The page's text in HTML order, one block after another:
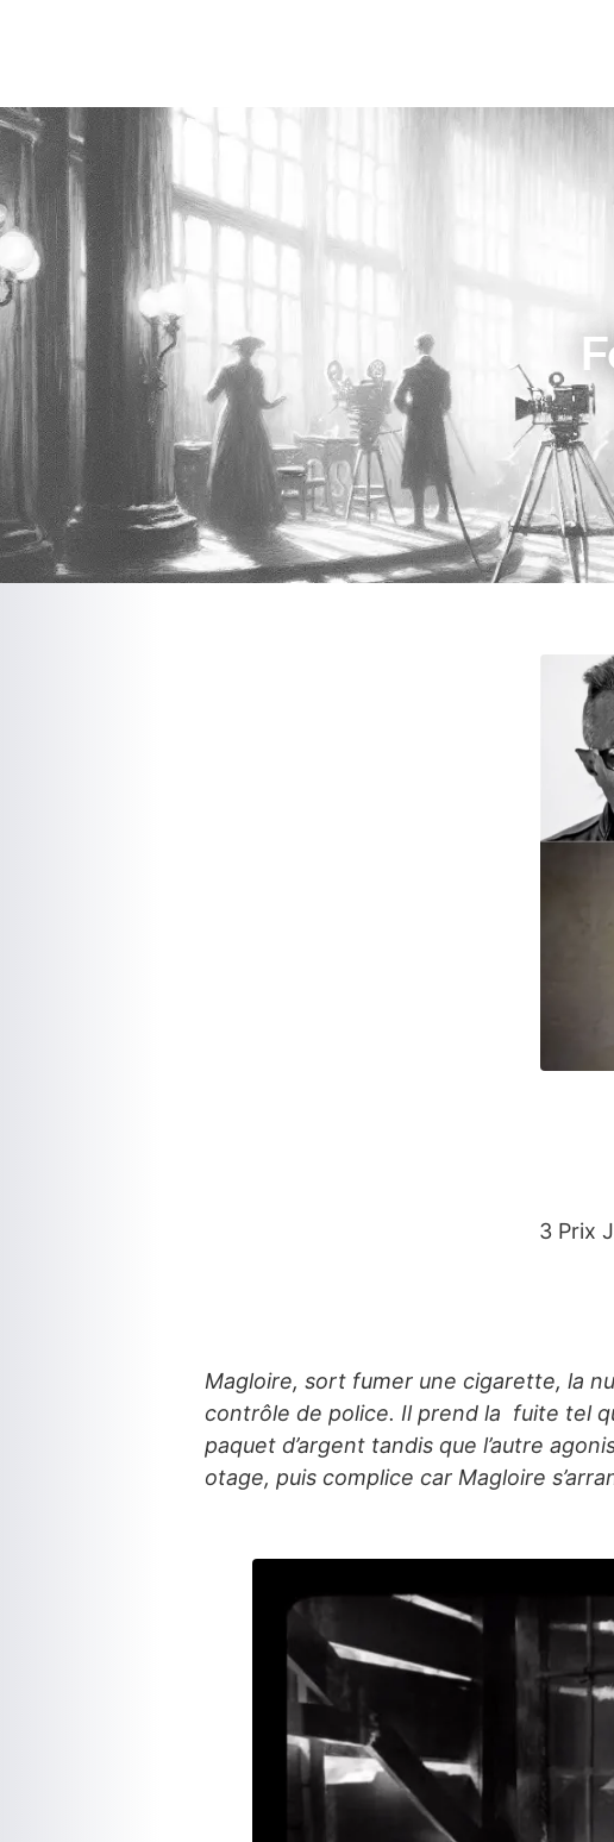
3 Prix
Magloire, sort fumer une cigarette, la
contrôle de police. Il prend la fuite tel
paquet d’argent tandis que l’autre
otage, puis complice car Magloire